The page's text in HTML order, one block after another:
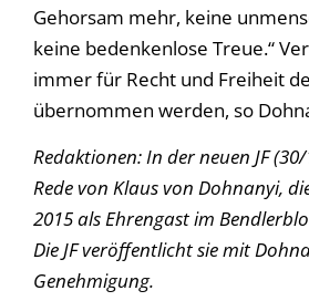
Gehorsam mehr, keine
keine bedenkenlose Treue.“
immer für Recht und Freiheit
übernommen werden, so
Redaktionen: In der neuen JF
Rede von Klaus von Dohnanyi,
2015 als Ehrengast im
Die JF veröffentlicht sie mit
Genehmigung.